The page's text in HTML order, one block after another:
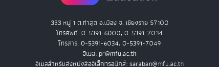
333 หมู่ 1 ต.ท่าสุด อ.เมือง จ. เชียงราย 57100
โทรศัพท์. 0-5391-6000, 0-5391-7034
โทรสาร. 0-5391-6034, 0-5391-7049
อีเมล: pr@mfu.ac.th
อีเมลสำหรับส่งหนังสืออิเล็กทรอนิกส์: saraban@mfu.ac.th